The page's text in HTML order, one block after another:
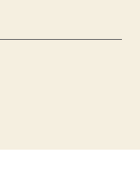
„R““